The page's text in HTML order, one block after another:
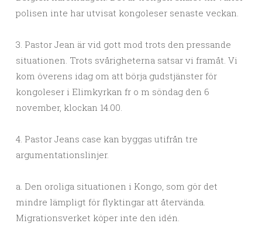
polisen inte har utvisat kongoleser senaste veckan.
3. Pastor Jean är vid gott mod trots den pressande
situationen. Trots svårigheterna satsar vi framåt. Vi
kom överens idag om att börja gudstjänster för
kongoleser i Elimkyrkan fr o m söndag den 6
november, klockan 14.00.
4. Pastor Jeans case kan byggas utifrån tre
argumentationslinjer.
a. Den oroliga situationen i Kongo, som gör det
mindre lämpligt för flyktingar att återvända.
Migrationsverket köper inte den idén.